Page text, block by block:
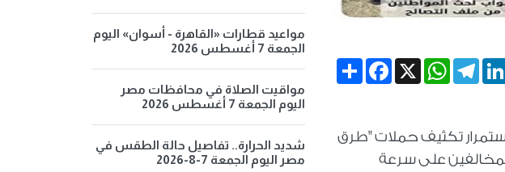
Share
Facebook X
WhatsApp
Telegram
تكثيف حملات "طرق
المخالفين على سرعة
مواعيد قطارات «القاهرة - أسوان» اليوم
الجمعة 7 أغسطس 2026
مواقيت الصلاة في محافظات مصر
اليوم الجمعة 7 أغسطس 2026
شديد الحرارة.. تفاصيل حالة الطقس في
مصر اليوم الجمعة 7-8-2026